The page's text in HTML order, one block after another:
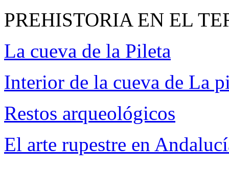
PREHISTORIA EN EL
La cueva de la Pileta
Interior de la cueva de La
Restos arqueológicos
El arte rupestre en